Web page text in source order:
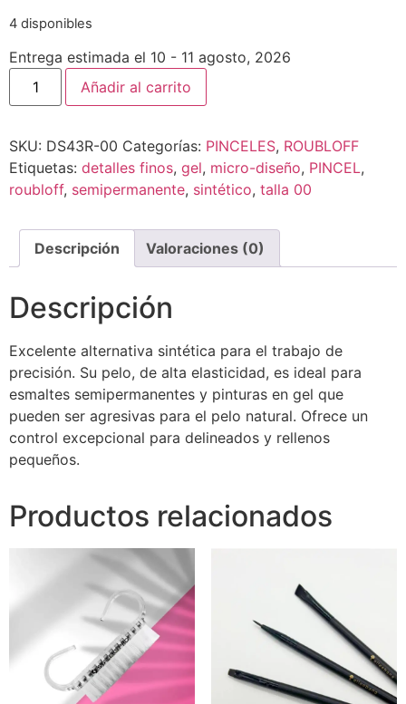
4 disponibles
Entrega estimada el 10 - 11 agosto, 2026
Añadir al carrito
SKU: DS43R-00 Categorías: PINCELES, ROUBLOFF
Etiquetas: detalles finos, gel, micro-diseño, PINCEL,
roubloff, semipermanente, sintético, talla 00
Descripción Valoraciones (0)
Descripción
Excelente alternativa sintética para el trabajo de
precisión. Su pelo, de alta elasticidad, es ideal para
esmaltes semipermanentes y pinturas en gel que
pueden ser agresivas para el pelo natural. Ofrece un
control excepcional para delineados y rellenos
pequeños.
Productos relacionados